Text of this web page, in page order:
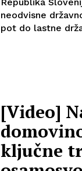
neodvisne
pot do lastne
[Video]
ključne